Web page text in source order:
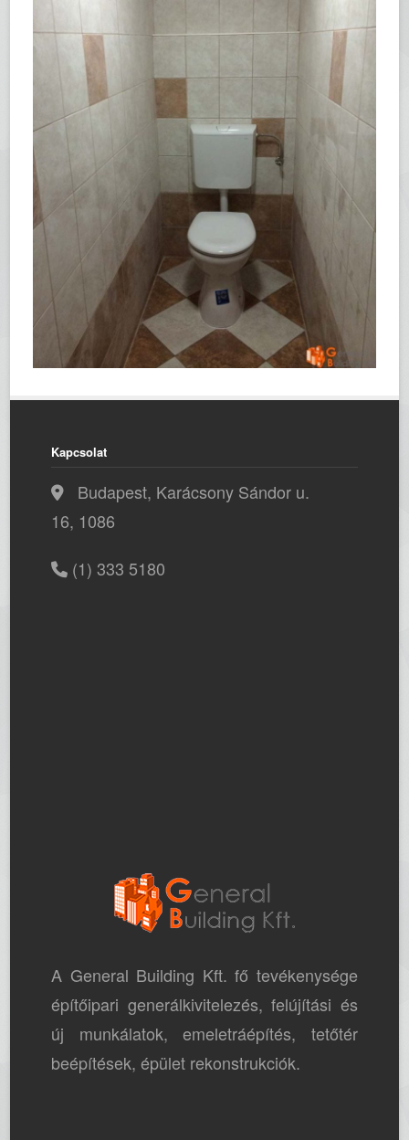
Kapcsolat
Budapest, Karácsony Sándor u.
16, 1086
(1) 333 5180
A General Building Kft. fő tevékenysége
építőipari generálkivitelezés, felújítási és
új munkálatok, emeletráépítés, tetőtér
beépítések, épület rekonstrukciók.